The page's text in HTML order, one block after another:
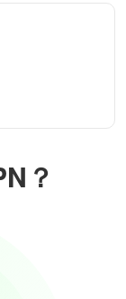
？